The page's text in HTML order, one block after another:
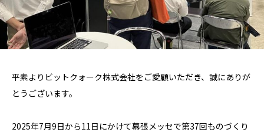
平素よりビットクォーク株式会社をご愛顧いただき、誠にありが
とうございます。
2025年7月9日から11日にかけて幕張メッセで第37回ものづくり